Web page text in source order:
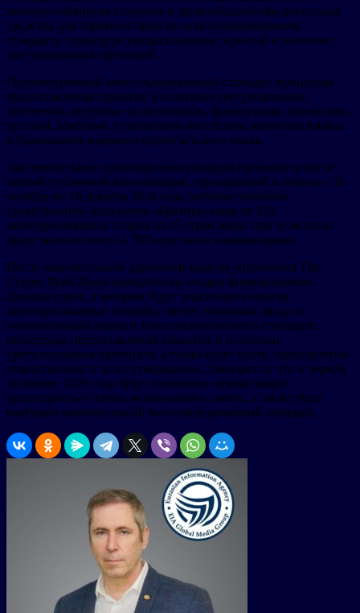
заинтересованным сторонам и правообладателям доступные
средства для обратной связи по консолидированному
стандарту, процедуре предоставления гарантий и политике
урегулирования претензий.
Пересмотренный консолидированный стандарт, процедура
предоставления гарантий и политика урегулирования
претензий доступны на английском, французском, испанском,
русском, арабском, упрощенном китайском, японском языках
и бразильском варианте португальского языка.
Заключительная публичная консультация проводится после
первой публичной консультации, проходившей в период с 16
октября по 16 декабря 2024 года, которая получила
существенную детальную обратную связь от 192
заинтересованных сторон из 25 стран мира, при этом было
представлено почти 4 700 отдельных комментариев.
После окончательной доработки модели управления The
Copper Mark Board находится на стадии формирования.
Данный совет, в котором будут участвовать многие
заинтересованные стороны, внесет значимый вклад в
окончательный вариант консолидированного стандарта,
процедуры предоставления гарантий и политики
урегулирования претензий, а также будет нести единоличную
ответственность за их утверждение. Ожидается, что в первой
половине 2026 года будут назначены независимый
председатель и члены независимого совета, а также будет
выпущен окончательный консолидированный стандарт.